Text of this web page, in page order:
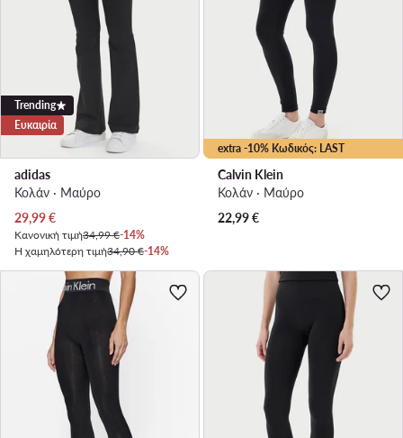
Trending
Ευκαιρία
adidas
Κολάν · Μαύρο
Τρέχουσα τιμή
29,99€
Κανονική τιμή34,99 €-14%
Η χαμηλότερη τιμή34,90 €-14%
extra -10% Κωδικός: LAST
Calvin Klein
Κολάν · Μαύρο
22,99€